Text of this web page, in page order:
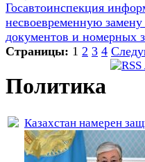
Госавтоинспекция
несвоевременную замену
документов и номерных
Страницы: 1 2 3 4
Политика
Казахстан намерен